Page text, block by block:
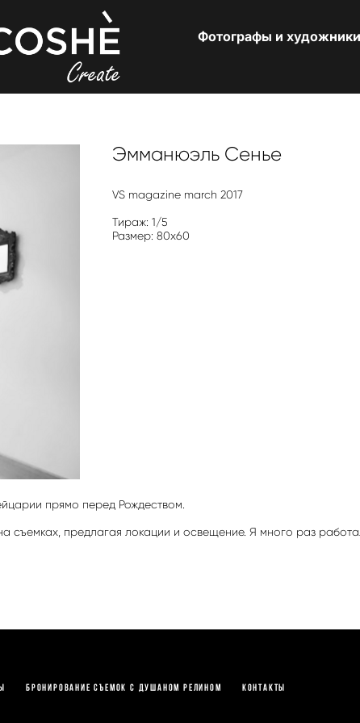
Фотографы и художники
Эмманюэль Сенье
VS magazine march 2017
Тираж: 1/5
Размер: 80х60
прямо перед Рождеством.
съемках, предлагая локации и освещение. Я много раз
Бронирование съемок с Душаном Релином Контакты